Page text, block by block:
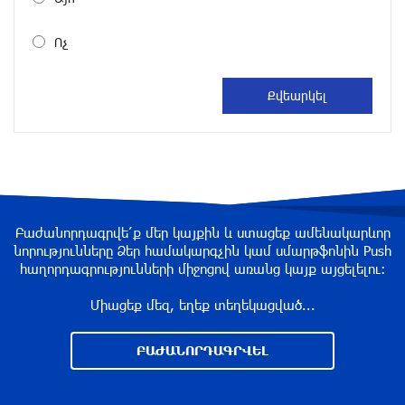
Սալահը կարիերան կշարունակի Թուրքիայում
Մեքենաներից գողություններ և շորթում
հանցավոր խումբը
3 ժամ առաջ
Նոր հաղորդագրություն՝ Wildberries-ից․ ի՞նչ
Ոչ
Բաժանորդագրվե՛ք մեր կայքին և ստացեք ամենակարևոր
նորությունները Ձեր համակարգչին կամ սմարթֆոնին Push
հաղորդագրությունների միջոցով առանց կայք այցելելու։
Միացեք մեզ, եղեք տեղեկացված...
ԲԱԺԱՆՈՐԴԱԳՐՎԵԼ